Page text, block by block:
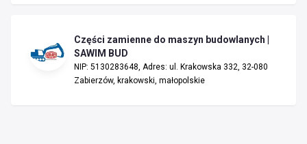
Części zamienne do maszyn budowlanych |
SAWIM BUD
NIP: 5130283648, Adres: ul. Krakowska 332, 32-080
Zabierzów, krakowski, małopolskie